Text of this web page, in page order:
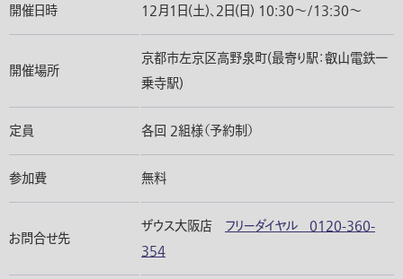
開催日時 12月1日(土)、2日(日) 10:30～/13:30～
開催場所
京都市左京区高野泉町(最寄り駅：叡山電鉄一
乗寺駅)
定員 各回 2組様（予約制）
参加費 無料
お問合せ先
ザウス大阪店 フリーダイヤル 0120-360-
354